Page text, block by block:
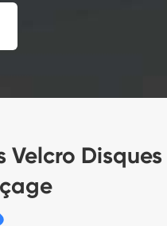
Velcro Disques